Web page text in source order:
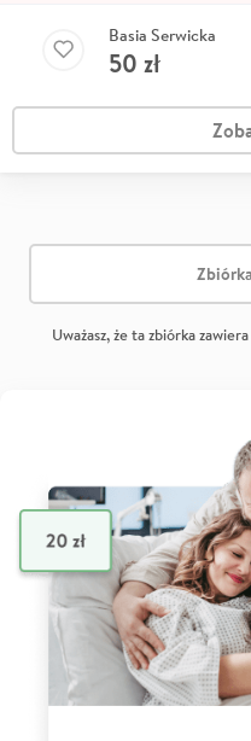
Basia Serwicka
50 zł
Uważasz, że ta zbiórka zawiera